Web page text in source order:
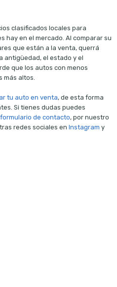
clasificados locales para
hay en el mercado. Al comparar su
que están a la venta, querrá
antigüedad, el estado y el
que los autos con menos
más altos.
tu auto en venta, de esta forma
Si tienes dudas puedes
formulario de contacto, por nuestro
redes sociales en Instagram y